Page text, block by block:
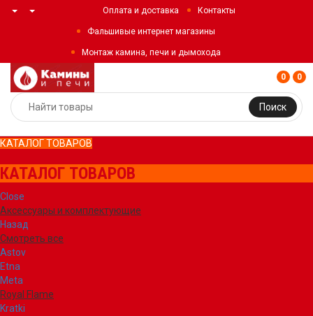
Оплата и доставка Контакты
Фальшивые интернет магазины
Монтаж камина, печи и дымохода
Поиск
0 0
КАТАЛОГ ТОВАРОВ
КАТАЛОГ ТОВАРОВ
Close
Аксессуары и комплектующие
Назад
Смотреть все
Astov
Etna
Meta
Royal Flame
Kratki